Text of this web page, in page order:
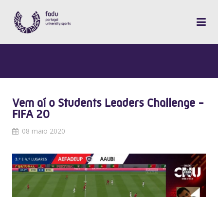
Vem aí o Students Leaders Challenge -
FIFA 20
08 maio 2020